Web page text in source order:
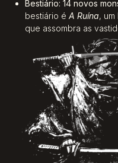
Bestiário: 14 novos
bestiário é A Ruína,
que assombra as